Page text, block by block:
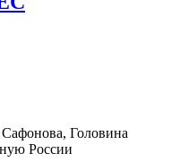
Головина
России